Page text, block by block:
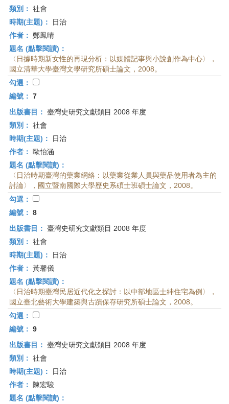
類別： 社會
時期(主題)：
日治
作者： 鄭鳳晴
題名 (點擊閱讀)：
〈日據時期新女性的再現分析：以媒體記事與小說創作為中心〉，
國立清華大學臺灣文學研究所碩士論文，2008。
勾選：
編號： 7
出版書目： 臺灣史研究文獻類目 2008 年度
類別： 社會
時期(主題)：
日治
作者： 歐怡涵
題名 (點擊閱讀)：
〈日治時期臺灣的藥業網絡：以藥業從業人員與藥品使用者為主的
討論〉，國立暨南國際大學歷史系碩士班碩士論文，2008。
勾選：
編號： 8
出版書目： 臺灣史研究文獻類目 2008 年度
類別： 社會
時期(主題)：
日治
作者： 黃馨儀
題名 (點擊閱讀)：
〈日治時期臺灣民居近代化之探討：以中部地區士紳住宅為例〉，
國立臺北藝術大學建築與古蹟保存研究所碩士論文，2008。
勾選：
編號： 9
出版書目： 臺灣史研究文獻類目 2008 年度
類別： 社會
時期(主題)：
日治
作者：
陳宏駿
題名 (點擊閱讀)：